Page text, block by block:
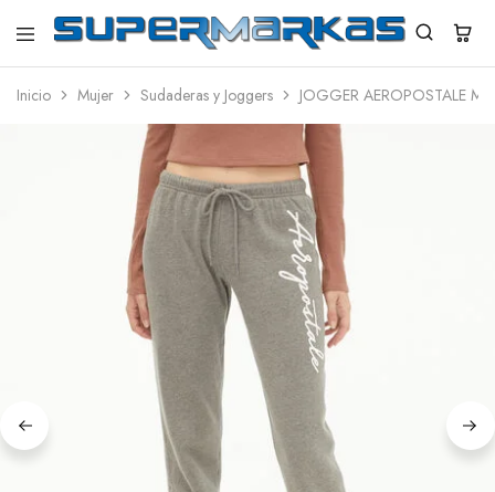
SuperMarkas
Ropa
con
Inicio Mujer Sudaderas y Joggers JOGGER AEROPOSTALE